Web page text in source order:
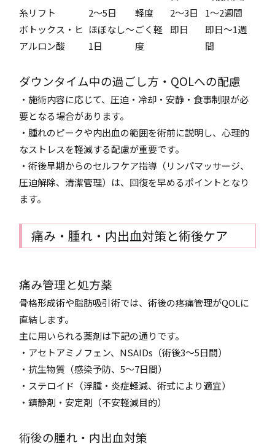
糸リフト
2〜5日 軽度 2〜3日
1〜2週間
ボトックス・ヒ
アルロン酸
ほぼなし〜
1日
ごく軽
度
即日
即日〜1週
間
ダウンタイム中の過ごし方・QOLへの配慮
・施術内容に応じて、圧迫・冷却・安静・食事制限が必
要となる場合があります。
・腫れのピークや内出血の範囲を術前に説明し、心理的
なストレスを軽減する配慮が重要です。
・術後早期からのセルフケア指導（リンパマッサージ、
圧迫解除、清潔管理）は、回復を早めるポイントとなり
ます。
痛み・腫れ・内出血対策と術後ケア
痛み管理と処方薬
骨格形成術や脂肪吸引術では、術後の疼痛管理がQOLに
直結します。
主に用いられる薬剤は下記の通りです。
・アセトアミノフェン、NSAIDs（術後3〜5日間）
・抗生物質（感染予防、5〜7日間）
・ステロイド（浮腫・炎症軽減、術式により適宜）
・鎮静剤・安定剤（不安軽減目的）
術後の腫れ・内出血対策